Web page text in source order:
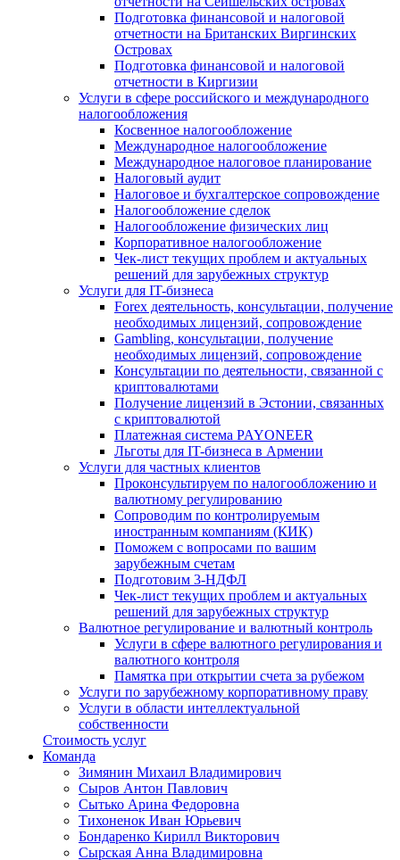
Подготовка финансовой и налоговой
отчетности на Британских Виргинских
Островах
Подготовка финансовой и налоговой
отчетности в Киргизии
Услуги в сфере российского и международного
налогообложения
Косвенное налогообложение
Международное налогообложение
Международное налоговое планирование
Налоговый аудит
Налоговое и бухгалтерское сопровождение
Налогообложение сделок
Налогообложение физических лиц
Корпоративное налогообложение
Чек-лист текущих проблем и актуальных
решений для зарубежных структур
Услуги для IT-бизнеса
Forex деятельность, консультации, получение
необходимых лицензий, сопровождение
Gambling, консультации, получение
необходимых лицензий, сопровождение
Консультации по деятельности, связанной с
криптовалютами
Получение лицензий в Эстонии, связанных
с криптовалютой
Платежная система PAYONEER
Льготы для IT-бизнеса в Армении
Услуги для частных клиентов
Проконсультируем по налогообложению и
валютному регулированию
Сопроводим по контролируемым
иностранным компаниям (КИК)
Поможем с вопросами по вашим
зарубежным счетам
Подготовим 3-НДФЛ
Чек-лист текущих проблем и актуальных
решений для зарубежных структур
Валютное регулирование и валютный контроль
Услуги в сфере валютного регулирования и
валютного контроля
Памятка при открытии счета за рубежом
Услуги по зарубежному корпоративному праву
Услуги в области интеллектуальной
собственности
Стоимость услуг
Команда
Зимянин Михаил Владимирович
Сыров Антон Павлович
Сытько Арина Федоровна
Тихоненок Иван Юрьевич
Бондаренко Кирилл Викторович
Сырская Анна Владимировна